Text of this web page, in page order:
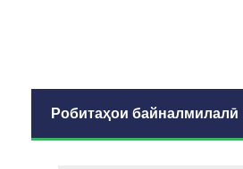
Робитаҳои байналмилалӣ